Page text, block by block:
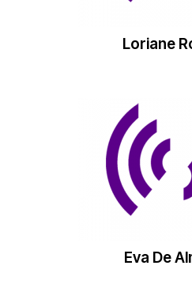
Loriane
Eva De